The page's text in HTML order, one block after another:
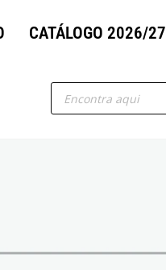
CATÁLOGO 2026/27